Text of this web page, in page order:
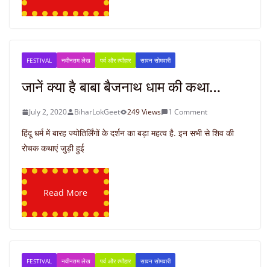
FESTIVAL नवीनतम लेख पर्व और त्यौहार सावन सोमवारी
जानें क्या है बाबा बैजनाथ धाम की कथा…
July 2, 2020 BiharLokGeet 249 Views 1 Comment
हिंदू धर्म में बारह ज्योतिर्लिंगों के दर्शन का बड़ा महत्व है. इन सभी से शिव की
रोचक कथाएं जुड़ी हुई
Read More
FESTIVAL नवीनतम लेख पर्व और त्यौहार सावन सोमवारी